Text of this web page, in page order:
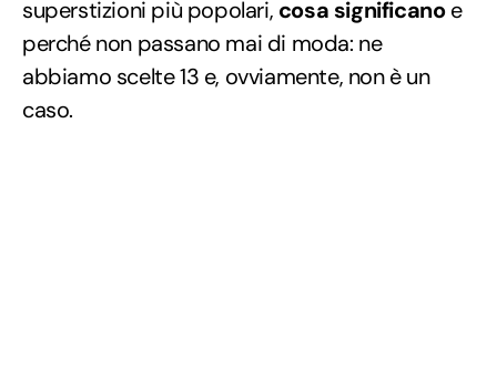
superstizioni più popolari, cosa significanoe
perché non passano mai di moda: ne
abbiamo scelte 13 e, ovviamente, non è un
caso.